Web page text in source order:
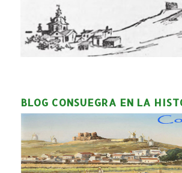
BLOG CONSUEGRA EN LA